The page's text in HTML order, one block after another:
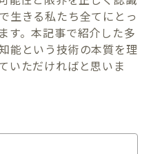
生きる私たち全てにとっ
す。本記事で紹介した多
能という技術の本質を理
いただければと思いま